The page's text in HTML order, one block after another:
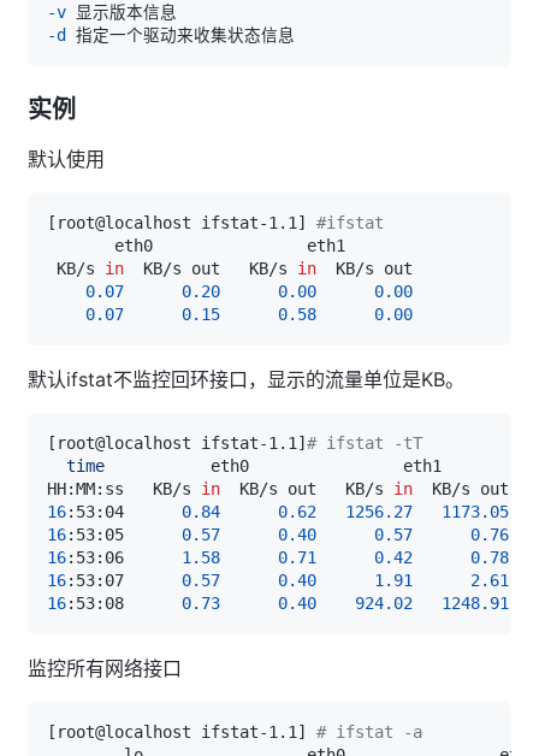
-v
-d
实例
默认使用
[ root@localhost ifstat-1.1 ]
#ifstat
KB/s in
  KB/s out   KB/s
in
0.07
0.20 0.00
0.00
0.07
0.15 0.58 0.00
默认ifstat不监控回环接口，显示的流量单位是KB。
[ root@localhost ifstat-1.1 ] # ifstat -tT
time
HH:MM:ss   KB/s in
  KB/s out   KB/s
in
KB/s out
16:53:04 0.84 0.62 1256.27
1173.05
16:53:05 0.57 0.40 0.57
0.76
16:53:06 1.58 0.71 0.42
0.78
16:53:07 0.57 0.40 1.91
2.61
16:53:08 0.73 0.40 924.02 1248.91
监控所有网络接口
[ root@localhost ifstat-1.1 ] # ifstat -a